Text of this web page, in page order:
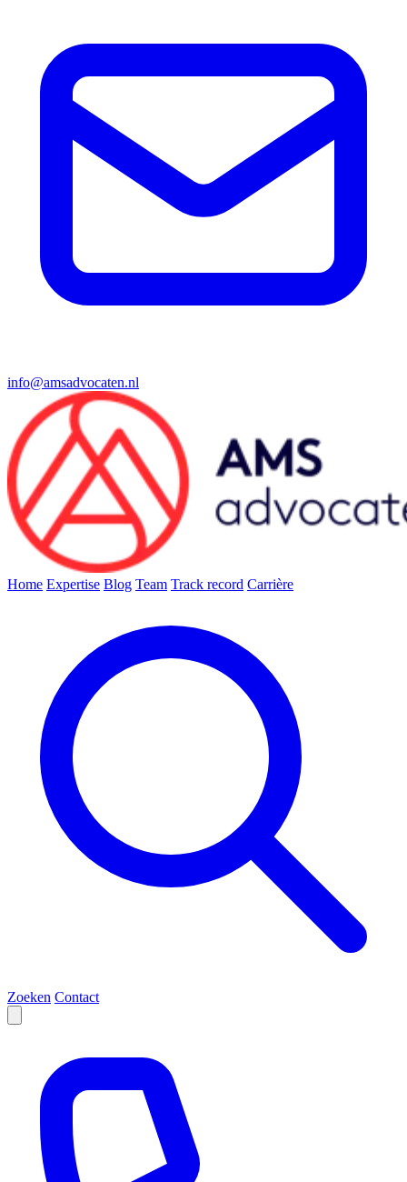
info@amsadvocaten.nl
Home Expertise Blog Team Track record Carrière
Zoeken Contact